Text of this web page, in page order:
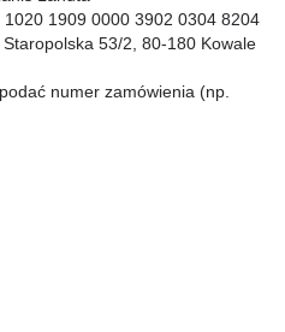
1909 0000 3902 0304 8204
53/2, 80-180 Kowale
numer zamówienia (np.